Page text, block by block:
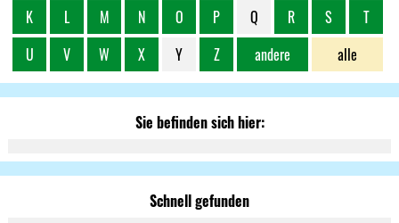
alle
K
L M N O P Q R S
T
U
V W X Y Z andere
Sie befinden sich hier:
Schnell gefunden